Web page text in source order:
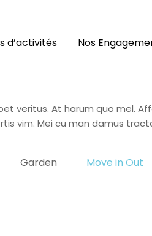
d’activités Nos
veritus. At harum quo mel.
vim. Mei cu man damus
Garden Move in Out